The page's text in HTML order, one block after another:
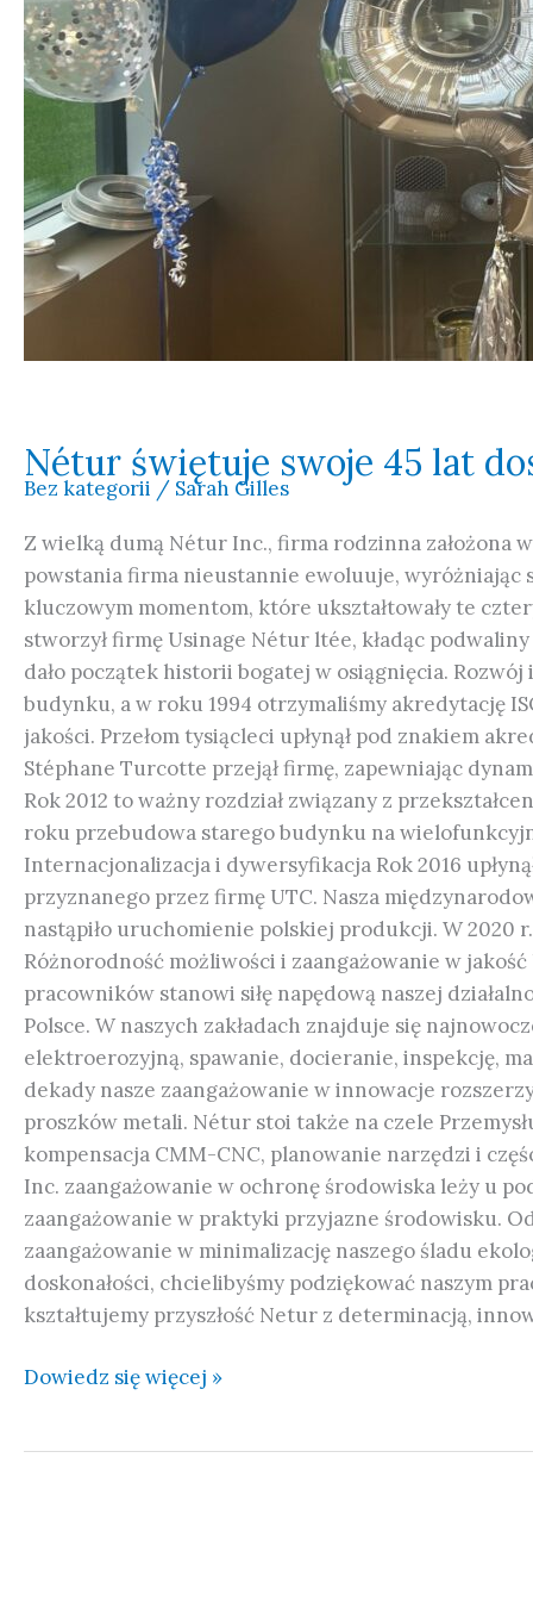
Nétur świętuje swoje 45 lat
Bez kategorii / Sarah Gilles
Z wielką dumą Nétur Inc., firma rodzinna założona
powstania firma nieustannie ewoluuje, wyróżniając
kluczowym momentom, które ukształtowały te
stworzył firmę Usinage Nétur ltée, kładąc
dało początek historii bogatej w osiągnięcia.
budynku, a w roku 1994 otrzymaliśmy akredytację
jakości. Przełom tysiącleci upłynął pod znakiem
Stéphane Turcotte przejął firmę, zapewniając
Rok 2012 to ważny rozdział związany z
roku przebudowa starego budynku na
Internacjonalizacja i dywersyfikacja Rok 2016
przyznanego przez firmę UTC. Nasza
nastąpiło uruchomienie polskiej produkcji. W 2020
Różnorodność możliwości i zaangażowanie w
pracowników stanowi siłę napędową naszej
Polsce. W naszych zakładach znajduje się
elektroerozyjną, spawanie, docieranie, inspekcję,
dekady nasze zaangażowanie w innowacje
proszków metali. Nétur stoi także na czele
kompensacja CMM-CNC, planowanie narzędzi i
Inc. zaangażowanie w ochronę środowiska leży u
zaangażowanie w praktyki przyjazne środowisku.
zaangażowanie w minimalizację naszego śladu
doskonałości, chcielibyśmy podziękować naszym
kształtujemy przyszłość Netur z determinacją,
Dowiedz się więcej »